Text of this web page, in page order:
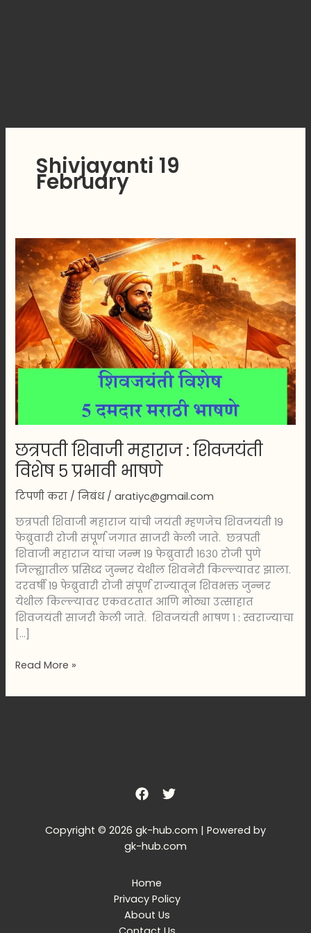
Shivjayanti 19
February
छत्रपती शिवाजी महाराज : शिवजयंती
विशेष ५ प्रभावी भाषणे
टिपणी करा /निबंध/aratiyc@gmail.com
छत्रपती शिवाजी महाराज यांची जयंती म्हणजेच शिवजयंती 19
फेब्रुवारी रोजी संपूर्ण जगात साजरी केली जाते. छत्रपती
शिवाजी महाराज यांचा जन्म 19 फेब्रुवारी १६३० रोजी पुणे
जिल्ह्यातील प्रसिध्द जुन्नर येथील शिवनेरी किल्ल्यावर झाला.
दरवर्षी 19 फेब्रुवारी रोजी संपूर्ण राज्यातून शिवभक्त जुन्नर
येथील किल्ल्यावर एकवटतात आणि मोठ्या उत्साहात
शिवजयंती साजरी केली जाते. शिवजयंती भाषण १ : स्वराज्याचा
[…]
छत्रपती
शिवाजी
महाराज
:
शिवजयंती
विशेष
५
प्रभावी
भाषणे
Read More »
Copyright © 2026 gk-hub.com | Powered by
gk-hub.com
Home
Privacy Policy
About Us